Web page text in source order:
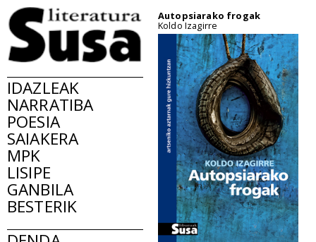
IDAZLEAK
NARRATIBA
POESIA
SAIAKERA
MPK
LISIPE
GANBILA
BESTERIK
Autopsiarako frogak
Koldo Izagirre